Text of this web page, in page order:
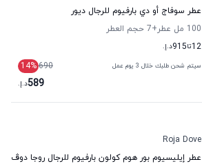
عطر سوفاج أو دي بارفيوم للرجال ديور
100 مل عطر
+7
حجم العطر
12تا915د.إ.
سيتم شحن طلبك خلال 3 يوم عمل 690
14%
589د.إ.
Roja Dove
عطر إيليسيوم بور هوم كولون بارفيوم للرجال روجا دوڤ